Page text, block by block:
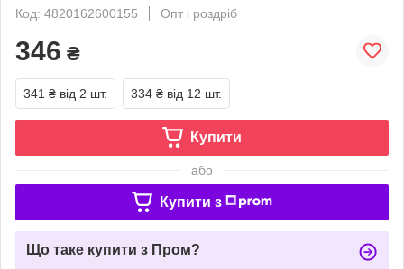
Код: 4820162600155
Опт і роздріб
346 ₴
341 ₴ від 2 шт. 334 ₴ від 12 шт.
Купити
або
Купити з
Що таке купити з Пром?